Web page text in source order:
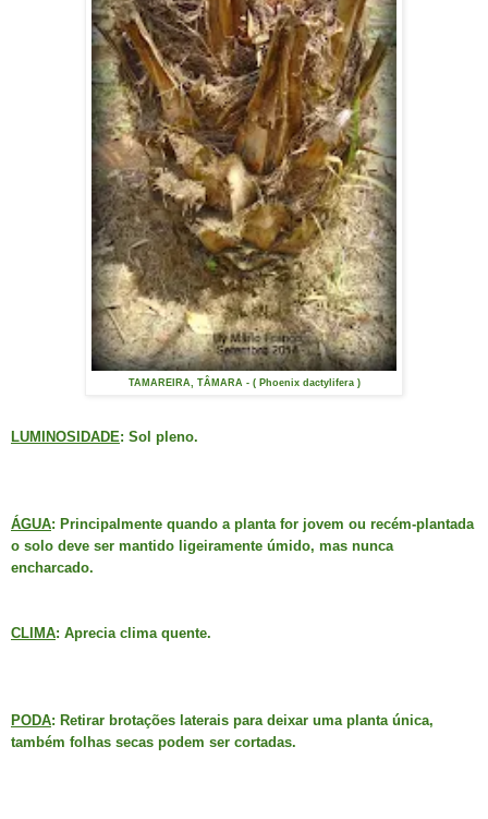
TAMAREIRA, TÂMARA - ( Phoenix dactylifera )
LUMINOSIDADE: Sol pleno.
ÁGUA: Principalmente quando a planta for jovem ou recém-plantada
o solo deve ser mantido ligeiramente úmido, mas nunca
encharcado.
CLIMA: Aprecia clima quente.
PODA: Retirar brotações laterais para deixar uma planta única,
também folhas secas podem ser cortadas.